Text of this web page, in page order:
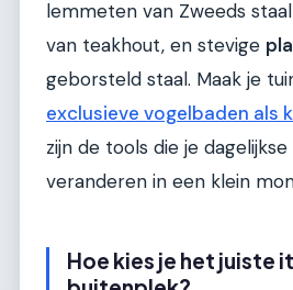
lemmeten van Zweeds
van teakhout, en stevige
geborsteld staal. Maak je
exclusieve vogelbaden als
zijn de tools die je
veranderen in een klein
Hoe kies je het juiste